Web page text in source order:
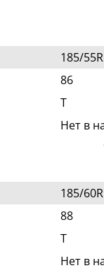
185/
86
T
Нет в
185/
88
T
Нет в